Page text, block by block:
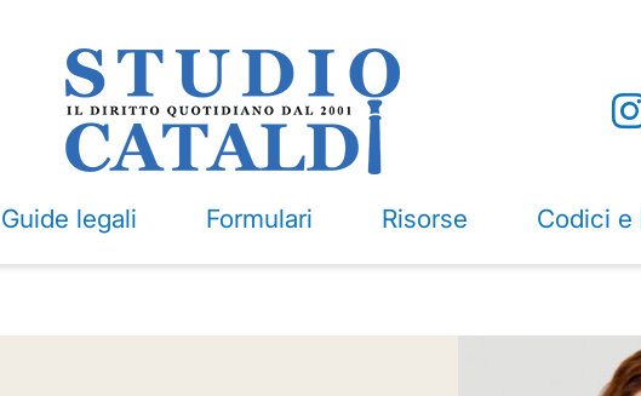
Guide legali Formulari Risorse Codici e